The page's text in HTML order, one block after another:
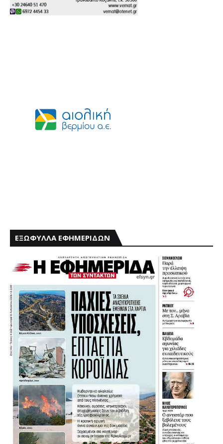
ΕΞΩΦΥΛΛΑ ΕΦΗΜΕΡΙΔΩΝ